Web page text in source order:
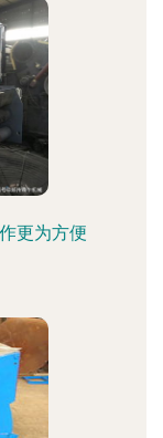
更为方便